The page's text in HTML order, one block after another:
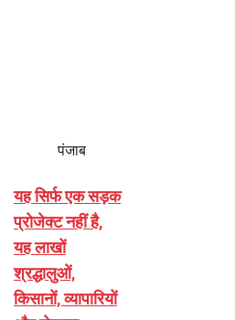
पंजाब
यह सिर्फ एक सड़क
प्रोजेक्ट नहीं है,
यह लाखों
श्रद्धालुओं,
किसानों, व्यापारियों